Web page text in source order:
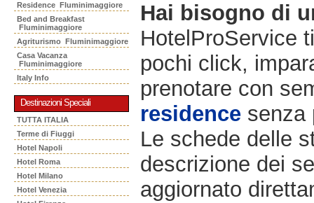
Residence Fluminimaggiore
Bed and Breakfast
Fluminimaggiore
Agriturismo Fluminimaggiore
Casa Vacanza
Fluminimaggiore
Italy Info
Destinazioni Speciali
TUTTA ITALIA
Terme di Fiuggi
Hotel Napoli
Hotel Roma
Hotel Milano
Hotel Venezia
Hai bisogno di
HotelProService
pochi click,
prenotare con
residence senza
Le schede delle
descrizione dei
aggiornato